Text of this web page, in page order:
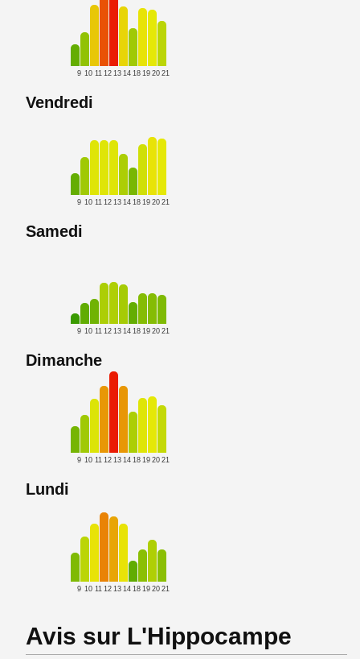
9 10 11 12 13 14 18 19 20 21
Vendredi
9 10 11 12 13 14 18 19 20 21
Samedi
9 10 11 12 13 14 18 19 20 21
Dimanche
9 10 11 12 13 14 18 19 20 21
Lundi
9 10 11 12 13 14 18 19 20 21
Avis sur L'Hippocampe